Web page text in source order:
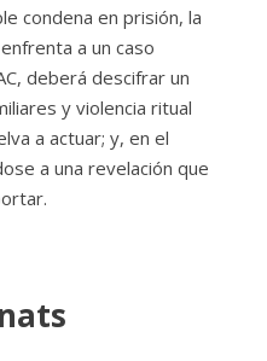
condena en prisión, la
a un caso
deberá descifrar un
y violencia ritual
a actuar; y, en el
a una revelación que